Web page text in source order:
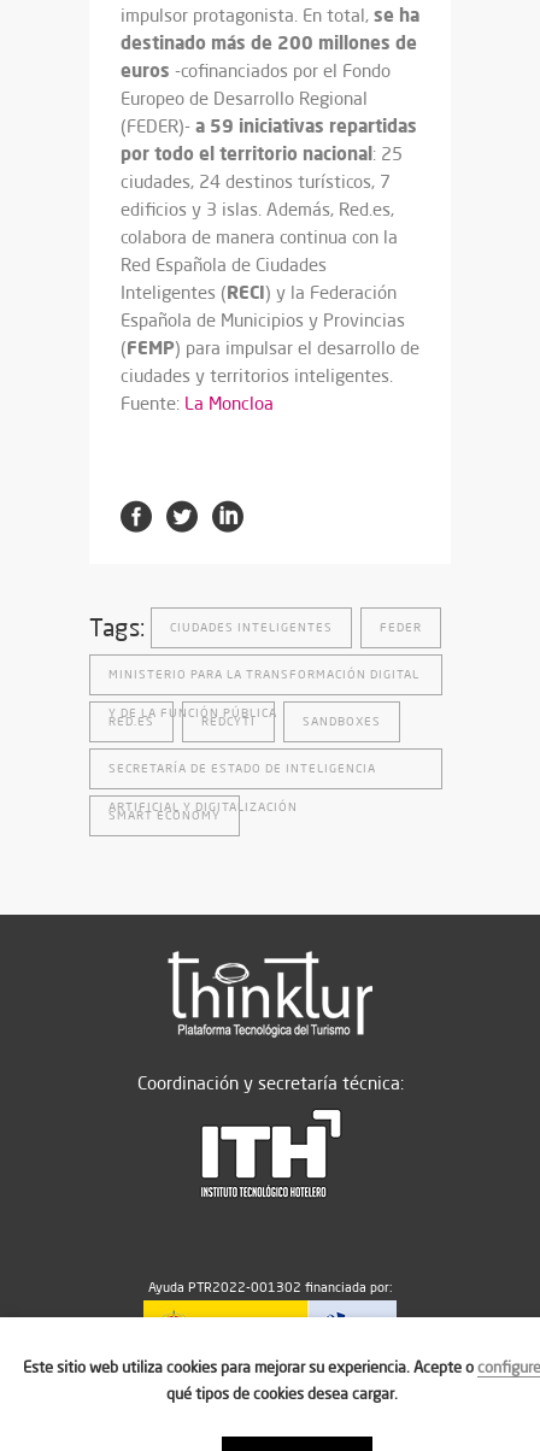
impulsor protagonista. En total, se ha
destinado más de 200 millones de
euros -cofinanciados por el Fondo
Europeo de Desarrollo Regional
(FEDER)- a 59 iniciativas repartidas
por todo el territorio nacional: 25
ciudades, 24 destinos turísticos, 7
edificios y 3 islas. Además, Red.es,
colabora de manera continua con la
Red Española de Ciudades
Inteligentes (RECI) y la Federación
Española de Municipios y Provincias
(FEMP) para impulsar el desarrollo de
ciudades y territorios inteligentes.
Fuente: La Moncloa
Tags: CIUDADES INTELIGENTES FEDER
MINISTERIO PARA LA TRANSFORMACIÓN DIGITAL
Y DE LA FUNCIÓN PÚBLICA
RED.ES REDCYTI SANDBOXES
SECRETARÍA DE ESTADO DE INTELIGENCIA
ARTIFICIAL Y DIGITALIZACIÓN
SMART ECONOMY
Coordinación y secretaría técnica:
Ayuda PTR2022-001302 financiada por:
MICIU/AEI/10.13039/501100011033
Este sitio web utiliza cookies para mejorar su experiencia. Acepte oconfigure
qué tipos de cookies desea cargar.